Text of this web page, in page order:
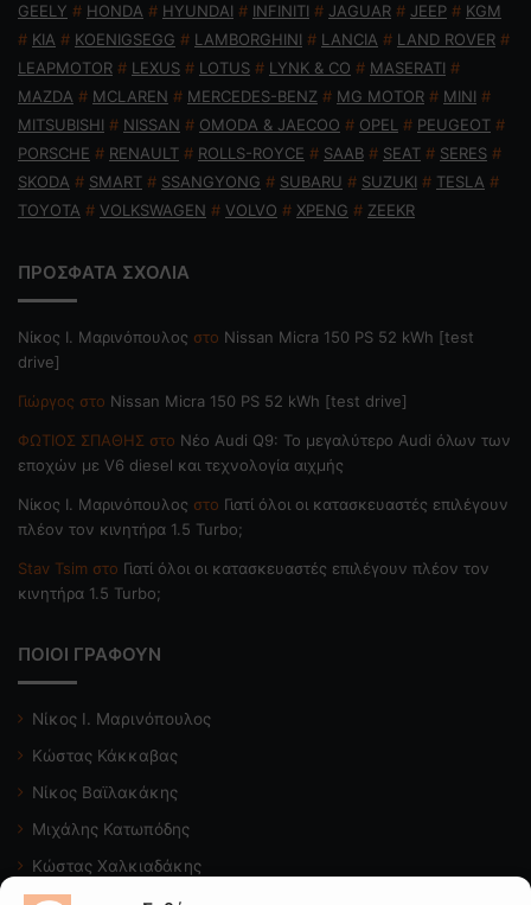
GEELY # HONDA # HYUNDAI # INFINITI # JAGUAR # JEEP # KGM
# KIA # KOENIGSEGG # LAMBORGHINI # LANCIA # LAND ROVER #
LEAPMOTOR # LEXUS # LOTUS # LYNK & CO # MASERATI #
MAZDA # MCLAREN # MERCEDES-BENZ # MG MOTOR # MINI #
MITSUBISHI # NISSAN # OMODA & JAECOO # OPEL # PEUGEOT #
PORSCHE # RENAULT # ROLLS-ROYCE # SAAB # SEAT # SERES #
SKODA # SMART # SSANGYONG # SUBARU # SUZUKI # TESLA #
TOYOTA # VOLKSWAGEN # VOLVO # XPENG # ZEEKR
ΠΡΟΣΦΑΤΑ ΣΧΟΛΙΑ
Nίκος Ι. Mαρινόπουλος στο Nissan Micra 150 PS 52 kWh [test
drive]
Γιώργος στο Nissan Micra 150 PS 52 kWh [test drive]
ΦΩΤΙΟΣ ΣΠΑΘΗΣ στο Νέο Audi Q9: Το μεγαλύτερο Audi όλων των
εποχών με V6 diesel και τεχνολογία αιχμής
Nίκος Ι. Mαρινόπουλος στο Γιατί όλοι οι κατασκευαστές επιλέγουν
πλέον τον κινητήρα 1.5 Turbo;
Stav Tsim στο Γιατί όλοι οι κατασκευαστές επιλέγουν πλέον τον
κινητήρα 1.5 Turbo;
ΠΟΙΟΙ ΓΡΑΦΟΥΝ
Νίκος Ι. Μαρινόπουλος
Κώστας Κάκκαβας
Νίκος Βαϊλακάκης
Μιχάλης Κατωπόδης
Κώστας Χαλκιαδάκης